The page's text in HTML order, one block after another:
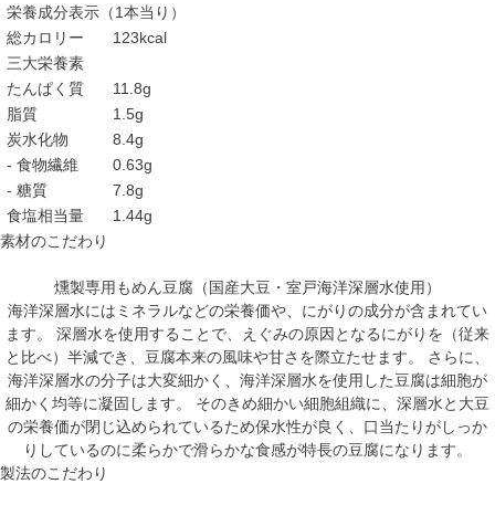
栄養成分表示（1本当り）
総カロリー
123kcal
三大栄養素
たんぱく質
11.8g
脂質
1.5g
炭水化物
8.4g
- 食物繊維
0.63g
- 糖質
7.8g
食塩相当量
1.44g
素材のこだわり
燻製専用もめん豆腐（国産大豆・室戸海洋深層水使用）
海洋深層水にはミネラルなどの栄養価や、にがりの成分が含まれてい
ます。 深層水を使用することで、えぐみの原因となるにがりを（従来
と比べ）半減でき、豆腐本来の風味や甘さを際立たせます。 さらに、
海洋深層水の分子は大変細かく、海洋深層水を使用した豆腐は細胞が
細かく均等に凝固します。 そのきめ細かい細胞組織に、深層水と大豆
の栄養価が閉じ込められているため保水性が良く、口当たりがしっか
りしているのに柔らかで滑らかな食感が特長の豆腐になります。
製法のこだわり